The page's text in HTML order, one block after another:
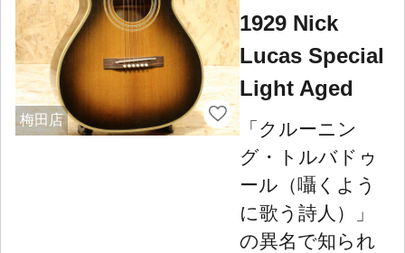
梅田店
1929 Nick
Lucas Special
Light Aged
「クルーニン
グ・トルバドゥ
ール（囁くよう
に歌う詩人）」
の異名で知られ